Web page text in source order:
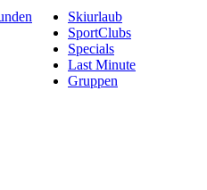
Skiurlaub
SportClubs
Specials
Last Minute
Gruppen